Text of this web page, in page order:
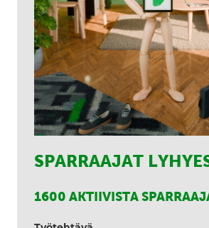
SPARRAAJAT
1600 AKTIIVISTA